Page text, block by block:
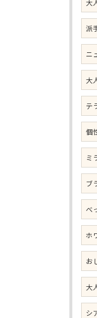
大
派
ニ
大
テ
個
ミ
ブ
べ
ホ
お
大
シ